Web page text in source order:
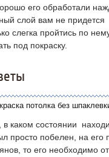
его обработали
слой вам не придется
слегка пройтись по
под покраску.
потолка без
в каком состоянии
просто побелен, на его
то его необходимо